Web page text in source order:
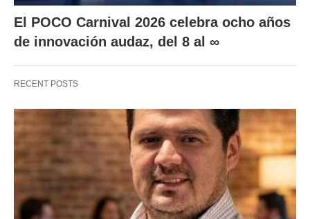
El POCO Carnival 2026 celebra ocho años
de innovación audaz, del 8 al ∞
RECENT POSTS